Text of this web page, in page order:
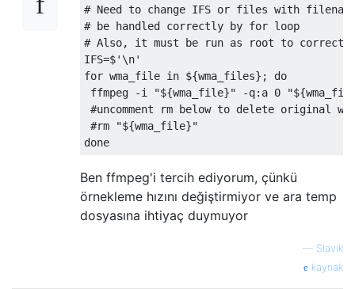
# Need to change IFS or files with
# be handled correctly by for loop
# Also, it must be run as root to correctly
IFS=$'\n'
for wma_file in ${wma_files};
do
ffmpeg
-i "${wma_file}" -q: a 0
#uncomment rm below to delete original
#rm "${wma_file}"
done
Ben ffmpeg'i tercih ediyorum, çünkü
örnekleme hızını değiştirmiyor ve ara temp
dosyasına ihtiyaç duymuyor
— Slavik
kaynak